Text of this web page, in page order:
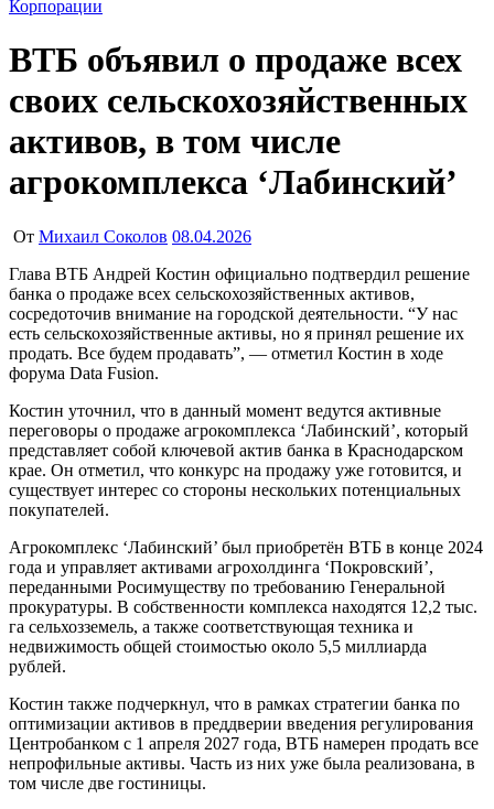
Корпорации
ВТБ объявил о продаже всех
своих сельскохозяйственных
активов, в том числе
агрокомплекса ‘Лабинский’
От Михаил Соколов 08.04.2026
Глава ВТБ Андрей Костин официально подтвердил решение
банка о продаже всех сельскохозяйственных активов,
сосредоточив внимание на городской деятельности. “У нас
есть сельскохозяйственные активы, но я принял решение их
продать. Все будем продавать”, — отметил Костин в ходе
форума Data Fusion.
Костин уточнил, что в данный момент ведутся активные
переговоры о продаже агрокомплекса ‘Лабинский’, который
представляет собой ключевой актив банка в Краснодарском
крае. Он отметил, что конкурс на продажу уже готовится, и
существует интерес со стороны нескольких потенциальных
покупателей.
Агрокомплекс ‘Лабинский’ был приобретён ВТБ в конце 2024
года и управляет активами агрохолдинга ‘Покровский’,
переданными Росимуществу по требованию Генеральной
прокуратуры. В собственности комплекса находятся 12,2 тыс.
га сельхозземель, а также соответствующая техника и
недвижимость общей стоимостью около 5,5 миллиарда
рублей.
Костин также подчеркнул, что в рамках стратегии банка по
оптимизации активов в преддверии введения регулирования
Центробанком с 1 апреля 2027 года, ВТБ намерен продать все
непрофильные активы. Часть из них уже была реализована, в
том числе две гостиницы.